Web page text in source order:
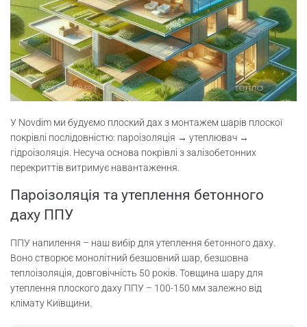
У Novdim ми будуємо плоский дах з монтажем шарів плоскої
покрівлі послідовністю: пароізоляція → утеплювач →
гідроізоляція. Несуча основа покрівлі з залізобетонних
перекриттів витримує навантаження.
Пароізоляція та утеплення бетонного
даху ППУ
ППУ напилення – наш вибір для утеплення бетонного даху.
Воно створює монолітний безшовний шар, безшовна
теплоізоляція, довговічність 50 років. Товщина шару для
утеплення плоского даху ППУ – 100-150 мм залежно від
клімату Київщини.